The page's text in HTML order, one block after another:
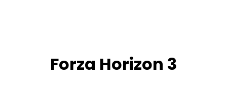
Forza Horizon 3